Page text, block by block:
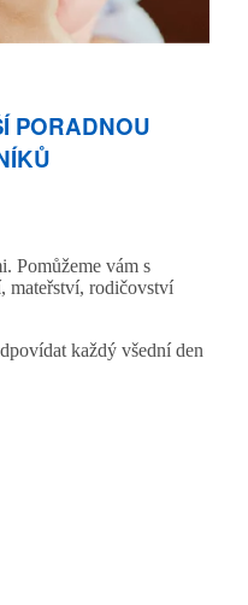
PORADNOU
Pomůžeme vám s
mateřství, rodičovství
každý všední den